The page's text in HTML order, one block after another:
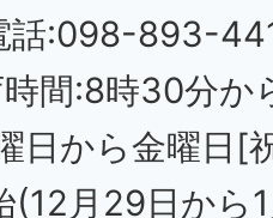
話:098-893-
間:8時30分か
日から金曜日[
(12月29日から